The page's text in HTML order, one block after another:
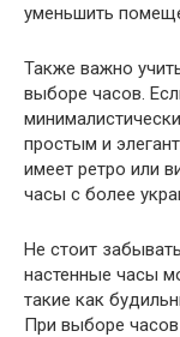
уменьшить
Также важно
выборе часов.
простым и
имеет ретро или
часы с более
Не стоит
настенные часы
такие как
При выборе